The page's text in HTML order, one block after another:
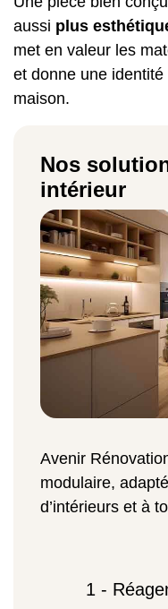
aussi plus
met en valeur les
et donne une
maison.
Nos
intérieur
Avenir
modulaire,
d’intérieurs et à
1 -